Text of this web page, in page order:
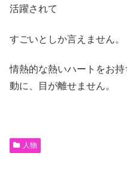
活躍されて
すごいとしか言えません。
情熱的な熱いハートをお
動に、目が離せません。
人物